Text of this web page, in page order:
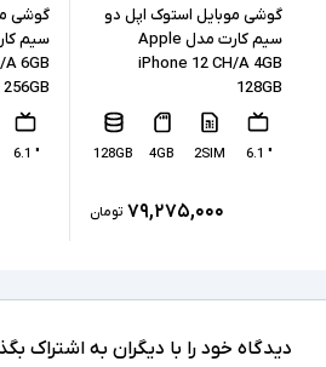
رزولوشن دوربین اصلی 12 مگاپیکسل
رزولوشن دوربین سلفی
نوع باتری لیتیوم یون (Li-ion)
گوشی موبایل استوک اپل دو
سیم کارت مدل Apple
iPhone 12 CH/A 4GB
128GB
" 6.1
2SIM
4GB
128GB
۷۹,۲۷۵,۰۰۰ تومان
گوشی
6GB
256GB
" 6.1
دیدگاه خود را با دیگران به اشتراک